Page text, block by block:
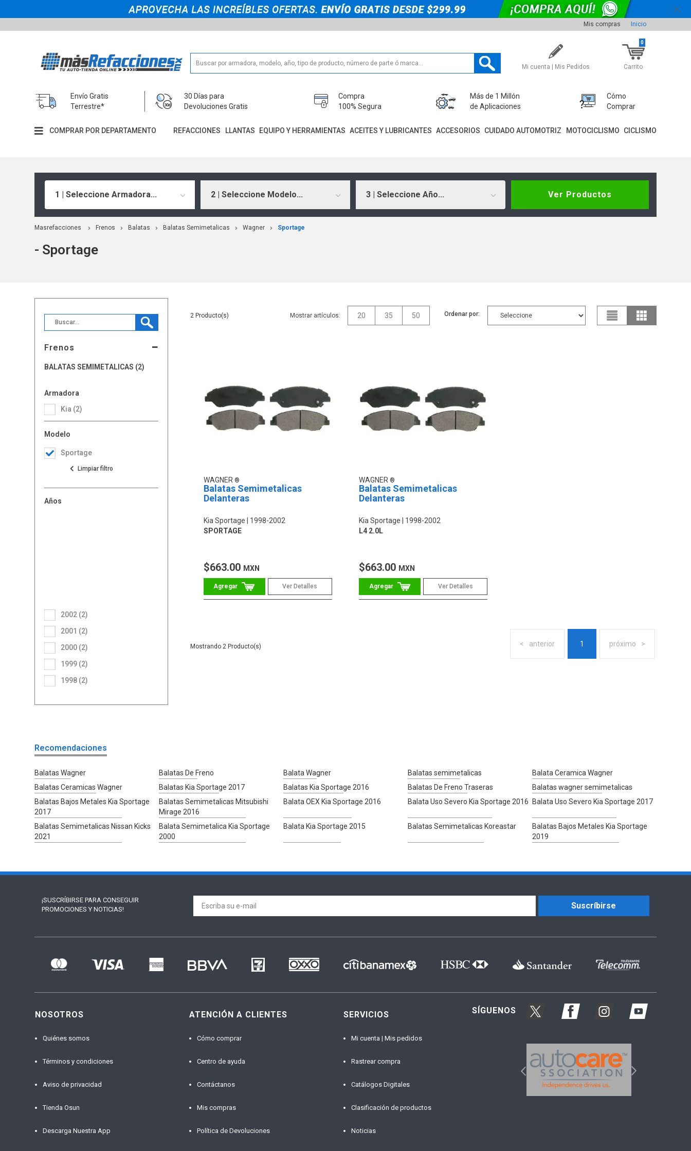
Mis compras Inicio
Mi cuenta | Mis Pedidos Carrito
0
Envío Gratis
Terrestre*
30 Días para
Devoluciones Gratis
Compra
100% Segura
Más de 1 Millón
de Aplicaciones
Cómo
Comprar
COMPRAR POR DEPARTAMENTO REFACCIONES LLANTAS EQUIPO Y HERRAMIENTAS ACEITES Y LUBRICANTES ACCESORIOS CUIDADO AUTOMOTRIZ MOTOCICLISMO CICLISMO
1 | Seleccione Armadora... 2 | Seleccione Modelo... 3 | Seleccione Año... Ver Productos
Masrefacciones Frenos Balatas Balatas Semimetalicas Wagner Sportage
- Sportage
Frenos
BALATAS SEMIMETALICAS (2)
Armadora
Kia (2)
Modelo
Sportage
Años
1998 (2)
1999 (2)
2000 (2)
2001 (2)
2002 (2)
2 Mostrar artículos: 20 35 50 Ordenar por:
WAGNER
Balatas Semimetalicas
Delanteras
Kia Sportage
1998-2002
SPORTAGE
$663.00 MXN
Ver Detalles
WAGNER
Balatas Semimetalicas
Delanteras
Kia Sportage
1998-2002
L4 2.0L
$663.00 MXN
Ver Detalles
anterior 1 próximo
2
Recomendaciones
Balatas Wagner Balatas De Freno Balata Wagner Balatas semimetalicas
Balata Ceramica Wagner
Balatas Ceramicas Wagner
Balatas Kia Sportage 2017 Balatas Kia Sportage 2016 Balatas De Freno Traseras
Balatas wagner semimetalicas
Balatas Bajos Metales Kia Sportage
2017
Balatas Semimetalicas Mitsubishi
Mirage 2016
Balata OEX Kia Sportage 2016 Balata Uso Severo Kia Sportage 2016 Balata Uso Severo Kia Sportage 2017
Balatas Semimetalicas Nissan Kicks
2021
Balata Semimetalica Kia Sportage
2000
Balata Kia Sportage 2015 Balatas Semimetalicas Koreastar
Balatas Bajos Metales Kia Sportage
2019
¡SUSCRÍBIRSE PARA CONSEGUIR
PROMOCIONES Y NOTICIAS!
Suscríbirse
NOSOTROS
Quiénes somos
Términos y condiciones
Aviso de privacidad
Tienda Osun
Descarga Nuestra App
ATENCIÓN A CLIENTES
Cómo comprar
Centro de ayuda
Contáctanos
Mis compras
Política de Devoluciones
SERVICIOS
Mi cuenta | Mis pedidos
Rastrear compra
Catálogos Digitales
Clasificación de productos
Noticias
SÍGUENOS